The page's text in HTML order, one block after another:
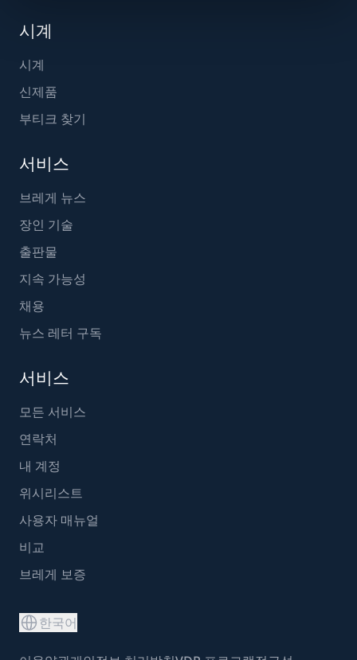
시계
시계
신제품
부티크 찾기
서비스
브레게 뉴스
장인 기술
출판물
지속 가능성
채용
뉴스 레터 구독
서비스
모든 서비스
연락처
내 계정
위시리스트
사용자 매뉴얼
비교
브레게 보증
한국어